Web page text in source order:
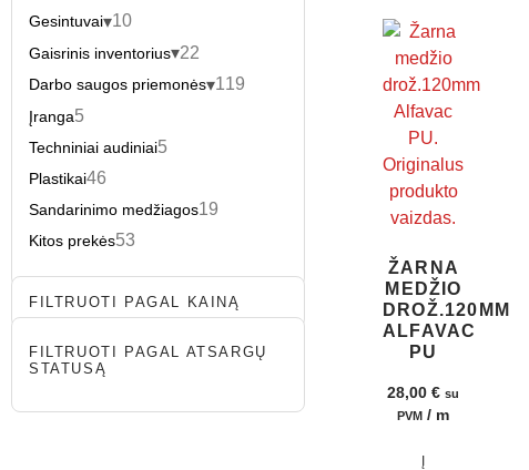
Gesintuvai 10
Gaisrinis inventorius 22
Darbo saugos priemonės 119
Įranga5
Techniniai audiniai5
Plastikai46
Sandarinimo medžiagos19
Kitos prekės53
FILTRUOTI PAGAL KAINĄ
FILTRUOTI PAGAL ATSARGŲ
STATUSĄ
ŽARNA
MEDŽIO
DROŽ.120MM
ALFAVAC
PU
28,00€ su
PVM / m
Į